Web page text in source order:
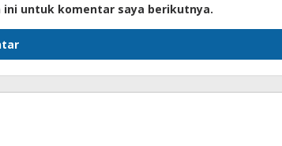
ini untuk komentar saya berikutnya.